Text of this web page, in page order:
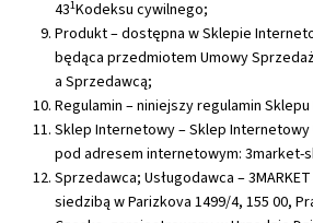
431Kodeksu cywilnego;
Produkt – dostępna w Sklepie
będąca przedmiotem Umowy
a Sprzedawcą;
Regulamin – niniejszy regulamin
Sklep Internetowy – Sklep
pod adresem internetowym: 3market-
Sprzedawca; Usługodawca –
siedzibą w Parizkova 1499/4, 155 00,